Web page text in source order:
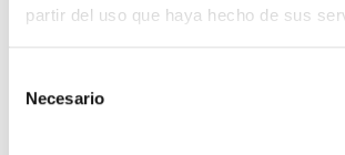
partir del uso que haya hecho de sus
Necesario